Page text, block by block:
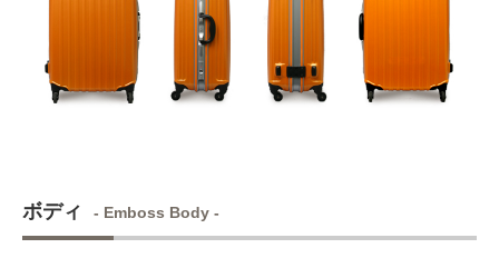
ボディ - Emboss Body -